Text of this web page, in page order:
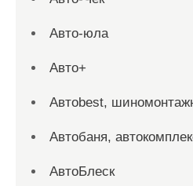
Авто-юла
Авто+
Автоbest,
Автобаня,
АвтоБлеск